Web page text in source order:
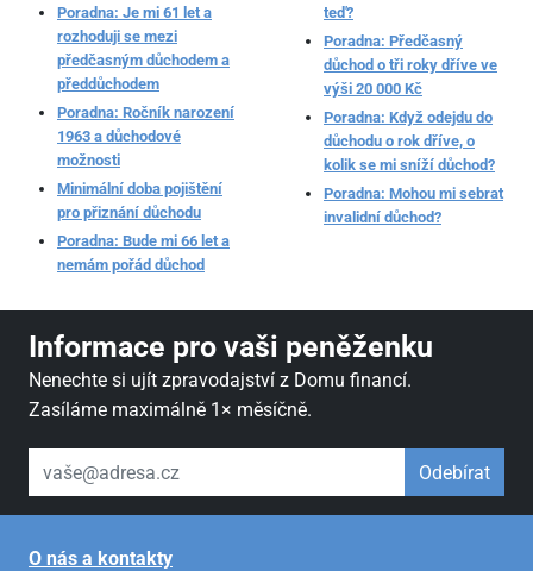
Poradna: Je mi 61 let a
rozhoduji se mezi
předčasným důchodem a
předdůchodem
Poradna: Ročník narození
1963 a důchodové
možnosti
Minimální doba pojištění
pro přiznání důchodu
Poradna: Bude mi 66 let a
nemám pořád důchod
teď?
Poradna: Předčasný
důchod o tři roky dříve ve
výši 20 000 Kč
Poradna: Když odejdu do
důchodu o rok dříve, o
kolik se mi sníží důchod?
Poradna: Mohou mi sebrat
invalidní důchod?
Informace pro vaši peněženku
Nenechte si ujít zpravodajství z Domu financí.
Zasíláme maximálně 1× měsíčně.
váš email Odebírat
O nás a kontakty